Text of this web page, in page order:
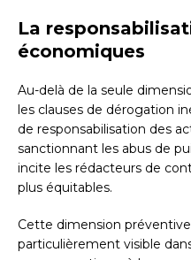
La
économiques
Au-delà de la seule
les clauses de dérogation
de responsabilisation des
sanctionnant les abus de
incite les rédacteurs de
plus équitables.
Cette dimension
particulièrement visible